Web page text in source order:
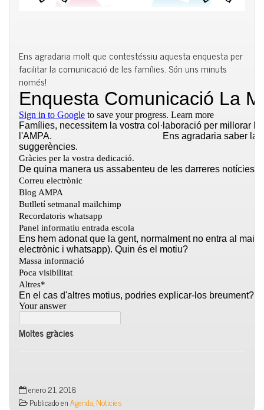
Ens agradaria molt que contestéssiu aquesta enquesta per
facilitar la comunicació de les famílies. Són uns minuts
només!
Moltes gràcies
enero 21, 2018
Publicado enAgenda,Noticies